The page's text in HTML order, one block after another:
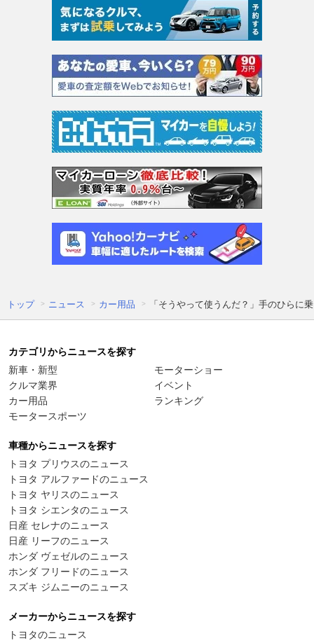
トップ ニュース カー用品 「そうやって使うんだ？」手のひらに
カテゴリからニュースを探す
新車・新型
クルマ業界
カー用品
モータースポーツ
モーターショー
イベント
ランキング
車種からニュースを探す
トヨタ プリウスのニュース
トヨタ アルファードのニュース
トヨタ ヤリスのニュース
トヨタ シエンタのニュース
日産 セレナのニュース
日産 リーフのニュース
ホンダ ヴェゼルのニュース
ホンダ フリードのニュース
スズキ ジムニーのニュース
メーカーからニュースを探す
トヨタのニュース